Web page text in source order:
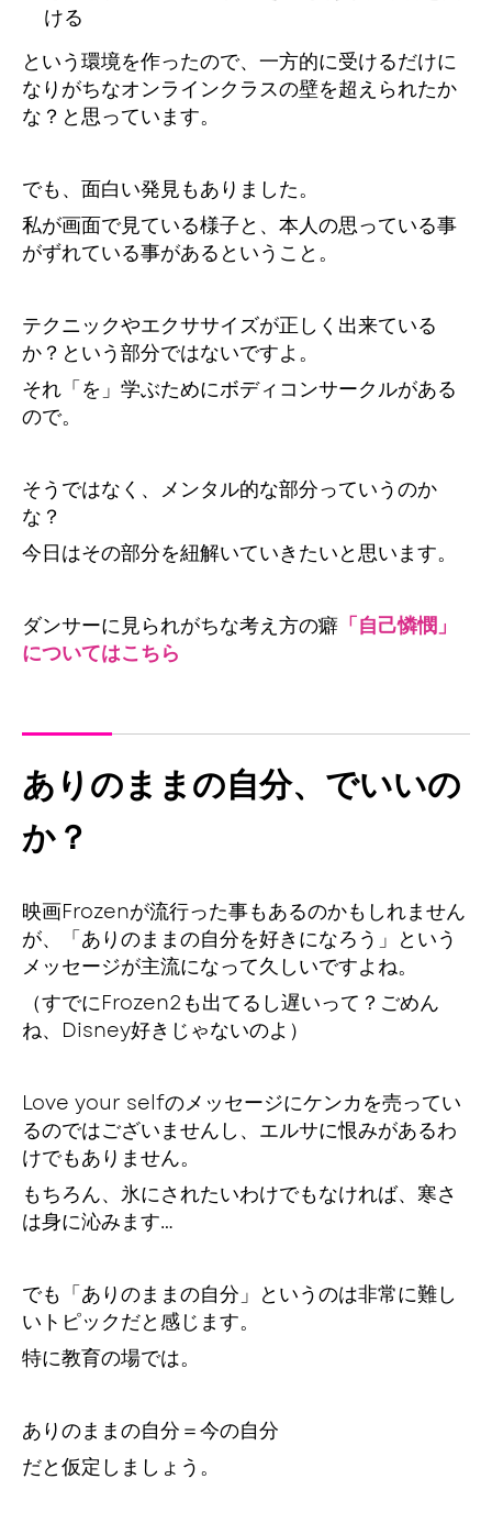
ける
という環境を作ったので、一方的に受けるだけに
なりがちなオンラインクラスの壁を超えられたか
な？と思っています。
でも、面白い発見もありました。
私が画面で見ている様子と、本人の思っている事
がずれている事があるということ。
テクニックやエクササイズが正しく出来ている
か？という部分ではないですよ。
それ「を」学ぶためにボディコンサークルがある
ので。
そうではなく、メンタル的な部分っていうのか
な？
今日はその部分を紐解いていきたいと思います。
ダンサーに見られがちな考え方の癖 「自己憐憫」
についてはこちら
ありのままの自分、でいいの
か？
映画Frozenが流行った事もあるのかもしれません
が、「ありのままの自分を好きになろう」という
メッセージが主流になって久しいですよね。
（すでにFrozen2も出てるし遅いって？ごめん
ね、Disney好きじゃないのよ）
Love your selfのメッセージにケンカを売ってい
るのではございませんし、 エルサに恨みがあるわ
けでもありません。
もちろん、氷にされたいわけでもなければ、寒さ
は身に沁みます…
でも「ありのままの自分」というのは非常に難し
いトピックだと感じます。
特に教育の場では。
ありのままの自分＝今の自分
だと仮定しましょう。